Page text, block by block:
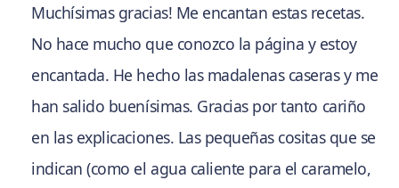
Muchísimas gracias! Me encantan estas recetas.
No hace mucho que conozco la página y estoy
encantada. He hecho las madalenas caseras y me
han salido buenísimas. Gracias por tanto cariño
en las explicaciones. Las pequeñas cositas que se
indican (como el agua caliente para el caramelo,